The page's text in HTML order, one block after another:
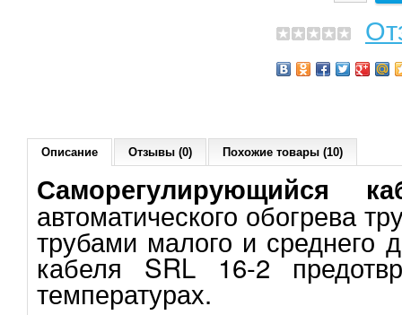
Описание Отзывы (0) Похожие товары (10)
Саморегулирующийся
автоматического обогрева
трубами малого и среднего
кабеля SRL 16-2
температурах.